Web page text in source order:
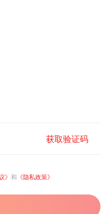
获取验证码
》 和 《隐私政策》